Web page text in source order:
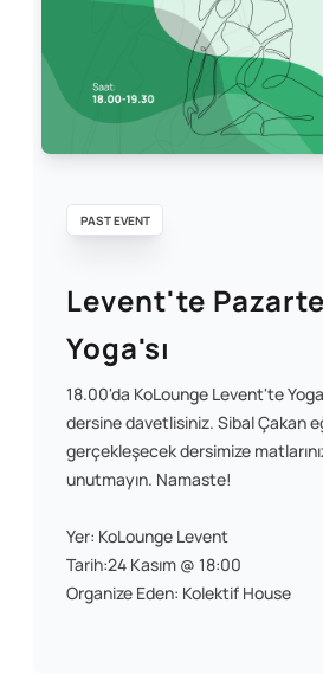
PAST EVENT
Levent'te
Yoga'sı
18.00'da KoLounge Levent'te
dersine davetlisiniz. Sibal Çakan
gerçekleşecek dersimize
unutmayın. Namaste!
Yer: KoLounge Levent
Tarih:24 Kasım @ 18:00
Organize Eden: Kolektif House